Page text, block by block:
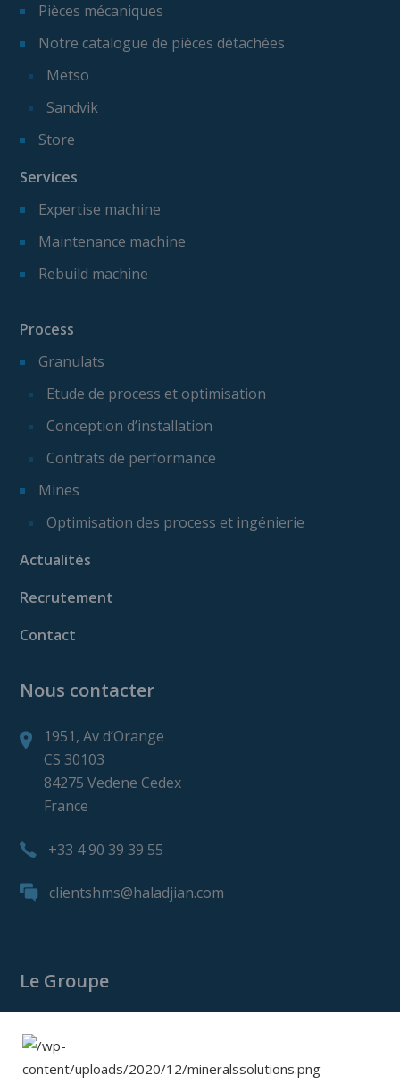
Pièces mécaniques
Notre catalogue de pièces détachées
Metso
Sandvik
Store
Services
Expertise machine
Maintenance machine
Rebuild machine
Process
Granulats
Etude de process et optimisation
Conception d’installation
Contrats de performance
Mines
Optimisation des process et ingénierie
Actualités
Recrutement
Contact
Nous contacter
1951, Av d’Orange
CS 30103
84275 Vedene Cedex
France
+33 4 90 39 39 55
clientshms@haladjian.com
Le Groupe
Haladjian Mining